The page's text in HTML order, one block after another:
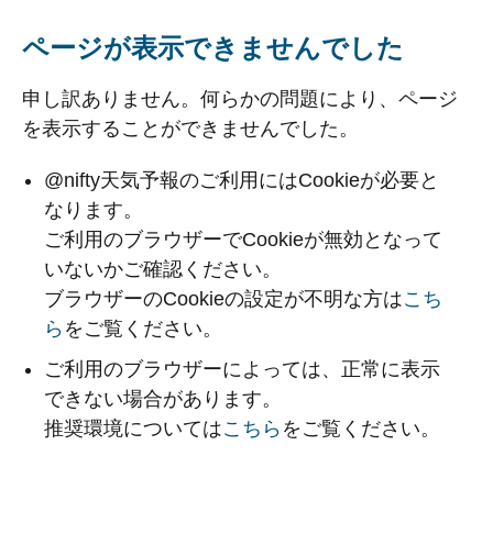
ページが表示できませんでした
申し訳ありません。何らかの問題により、ページ
を表示することができませんでした。
@nifty天気予報のご利用にはCookieが必要と
なります。
ご利用のブラウザーでCookieが無効となって
いないかご確認ください。
ブラウザーのCookieの設定が不明な方はこち
ら をご覧ください。
ご利用のブラウザーによっては、正常に表示
できない場合があります。
推奨環境についてはこちら をご覧ください。